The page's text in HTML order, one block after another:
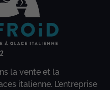
la vente et la
italienne. L’entreprise